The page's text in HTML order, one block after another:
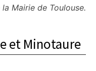
la Mairie de Toulouse.
et Minotaure